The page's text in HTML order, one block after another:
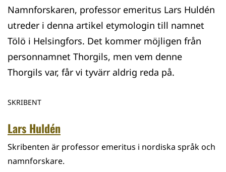
Namnforskaren, professor emeritus Lars Huldén
utreder i denna artikel etymologin till namnet
Tölö i Helsingfors. Det kommer möjligen från
personnamnet Thorgils, men vem denne
Thorgils var, får vi tyvärr aldrig reda på.
SKRIBENT
Lars Huldén
Skribenten är professor emeritus i nordiska språk och
namnforskare.